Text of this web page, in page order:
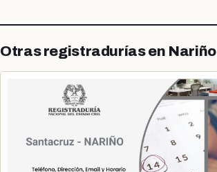
Otras registradurías en Nariño